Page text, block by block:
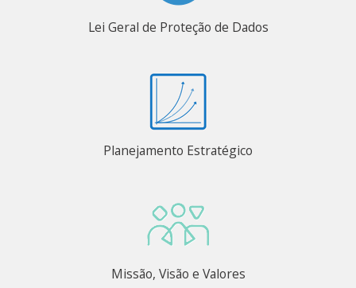
Lei Geral de Proteção de Dados
Planejamento Estratégico
Missão, Visão e Valores